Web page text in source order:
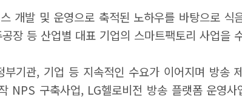
개발 및 운영으로 축적된 노하우를 바탕으로 식
등 산업별 대표 기업의 스마트팩토리 사업을
기관, 기업 등 지속적인 수요가 이어지며 방송
구축사업, LG헬로비전 방송 플랫폼 운영